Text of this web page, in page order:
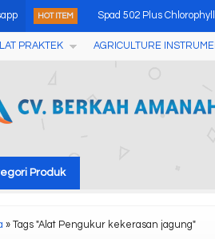
HOT ITEM Spad 502 Plus
USB Disposable
Alat Pengukur Getaran
PRAKTEK AGRICULTURE
Produk
» Tags "Alat Pengukur kekerasan jagung"